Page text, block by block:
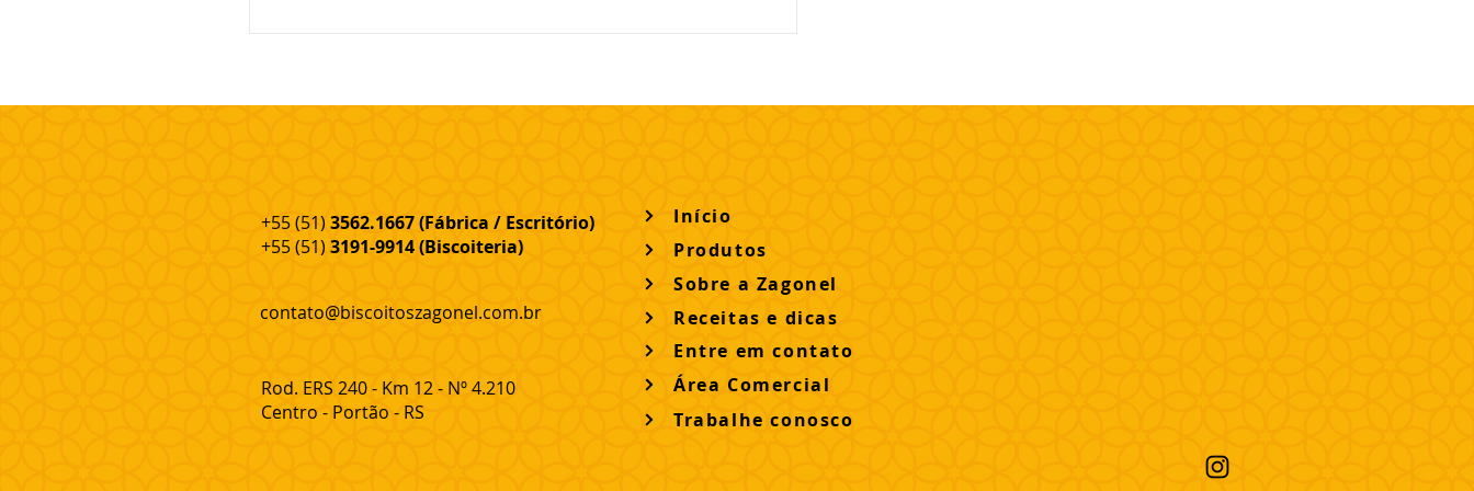
+55 (51) 3562.1667 (Fábrica / Escritório)
+55 (51) 3191-9914 (Biscoiteria)
contato@biscoitoszagonel.com.br
Rod. ERS 240 - Km 12 - Nº 4.210
Centro - Portão - RS
Início
Produtos
Sobre a Zagonel
Receitas e dicas
Entre em contato
Área Comercial
Trabalhe conosco